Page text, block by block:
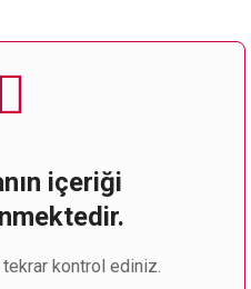
içeriği
kontrol ediniz.